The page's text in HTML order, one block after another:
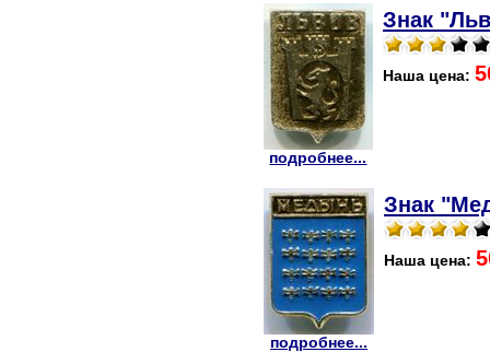
подробнее...
Знак
Наша цена:
подробнее...
Знак
Наша цена: